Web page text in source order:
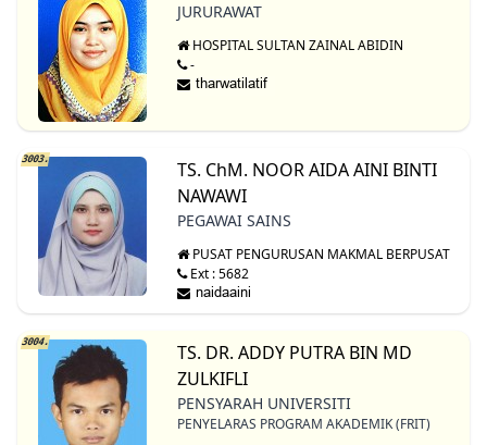
JURURAWAT
HOSPITAL SULTAN ZAINAL ABIDIN
-
3003.
TS. ChM. NOOR AIDA AINI BINTI
NAWAWI
PEGAWAI SAINS
PUSAT PENGURUSAN MAKMAL BERPUSAT
Ext : 5682
3004.
TS. DR. ADDY PUTRA BIN MD
ZULKIFLI
PENSYARAH UNIVERSITI
PENYELARAS PROGRAM AKADEMIK (FRIT)